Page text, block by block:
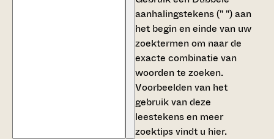
aanhalingstekens (" ")aan
het begin en einde van uw
zoektermen om naar de
exacte combinatie van
woorden te zoeken.
Voorbeelden van het
gebruik van deze
leestekens en meer
zoektips vindt u hier.